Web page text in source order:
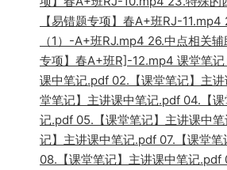
【易错题专项】春A+班RJ-11.mp4
（1）-A+班RJ.mp4 26.中点相关
专项】春A+班R]-12.mp4 课堂笔
课中笔记.pdf 02.【课堂笔记】主
堂笔记】主讲课中笔记.pdf 04.【
记.pdf 05.【课堂笔记】主讲课中
记】主讲课中笔记.pdf 07.【课堂
08.【课堂笔记】主讲课中笔记.pdf